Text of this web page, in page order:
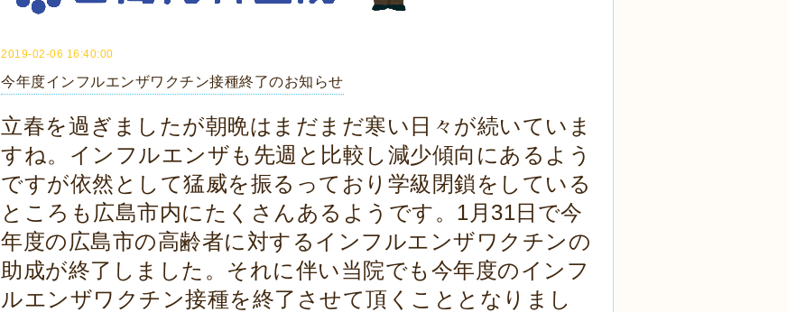
2019-02-06 16:40:00
今年度インフルエンザワクチン接種終了のお知らせ
立春を過ぎましたが朝晩はまだまだ寒い日々が続いていま
すね。インフルエンザも先週と比較し減少傾向にあるよう
ですが依然として猛威を振るっており学級閉鎖をしている
ところも広島市内にたくさんあるようです。1月31日で今
年度の広島市の高齢者に対するインフルエンザワクチンの
助成が終了しました。それに伴い当院でも今年度のインフ
ルエンザワクチン接種を終了させて頂くこととなりまし